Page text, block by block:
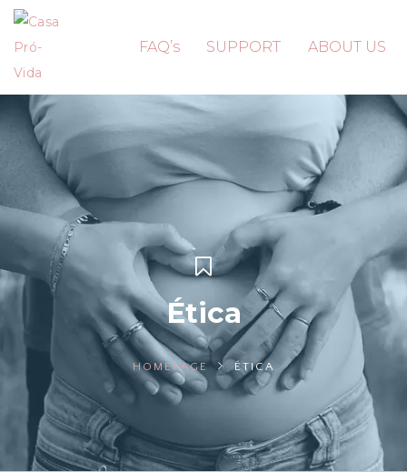
FAQ’s SUPPORT ABOUT US
Ética
HOMEPAGE ÉTICA